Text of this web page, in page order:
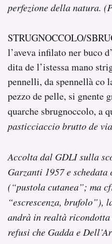
perfezione della natura.
STRUGNOCCOLO/
l’aveva infilato ner buco
dita de l’istessa mano
pennelli, da spennellà co
pezzo de pelle, si gnente
quarche sbrugnoccolo, a
pasticciaccio brutto de
Accolta dal GDLI sulla
Garzanti 1957 e schedata
(“pustola cutanea”; ma
“escrescenza, brufolo”),
andrà in realtà ricondotta
refusi che Gadda e